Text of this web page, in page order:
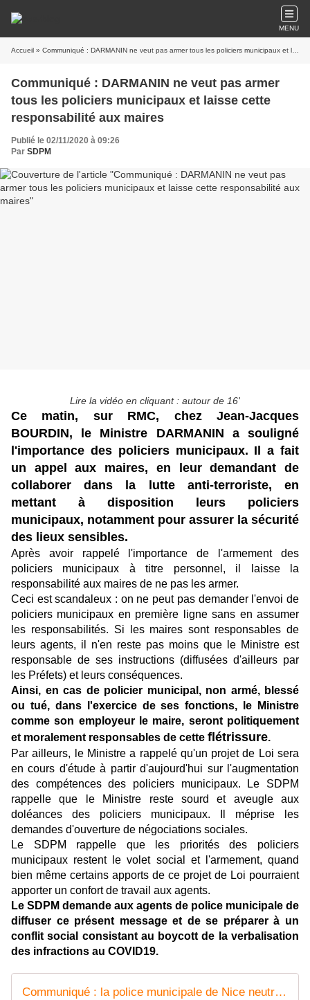
MENU
Accueil » Communiqué : DARMANIN ne veut pas armer tous les policiers municipaux et laisse cette responsabilité aux maires
Communiqué : DARMANIN ne veut pas armer
tous les policiers municipaux et laisse cette
responsabilité aux maires
Publié le 02/11/2020 à 09:26
Par SDPM
Lire la vidéo en cliquant : autour de 16'
Ce matin, sur RMC, chez Jean-Jacques
BOURDIN, le Ministre DARMANIN a souligné
l'importance des policiers municipaux. Il a fait
un appel aux maires, en leur demandant de
collaborer dans la lutte anti-terroriste, en
mettant à disposition leurs policiers
municipaux, notamment pour assurer la sécurité
des lieux sensibles.
Après avoir rappelé l'importance de l'armement des
policiers municipaux à titre personnel, il laisse la
responsabilité aux maires de ne pas les armer.
Ceci est scandaleux : on ne peut pas demander l'envoi de
policiers municipaux en première ligne sans en assumer
les responsabilités. Si les maires sont responsables de
leurs agents, il n'en reste pas moins que le Ministre est
responsable de ses instructions (diffusées d'ailleurs par
les Préfets) et leurs conséquences.
Ainsi, en cas de policier municipal, non armé, blessé
ou tué, dans l'exercice de ses fonctions, le Ministre
comme son employeur le maire, seront politiquement
et moralement responsables de cette flétrissure.
Par ailleurs, le Ministre a rappelé qu'un projet de Loi sera
en cours d'étude à partir d'aujourd'hui sur l'augmentation
des compétences des policiers municipaux. Le SDPM
rappelle que le Ministre reste sourd et aveugle aux
doléances des policiers municipaux. Il méprise les
demandes d'ouverture de négociations sociales.
Le SDPM rappelle que les priorités des policiers
municipaux restent le volet social et l'armement, quand
bien même certains apports de ce projet de Loi pourraient
apporter un confort de travail aux agents.
Le SDPM demande aux agents de police municipale de
diffuser ce présent message et de se préparer à un
conflit social consistant au boycott de la verbalisation
des infractions au COVID19.
Communiqué : la police municipale de Nice neutralise un terroriste, le Gouvernement doit entendre les légitimes revendications des policiers municipaux - Syndicat de la Police Municipale N°1 : SDPM / National